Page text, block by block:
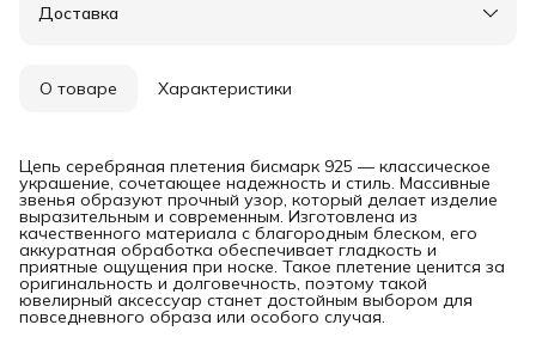
Доставка
О товаре Характеристики
Цепь серебряная плетения бисмарк 925 — классическое
украшение, сочетающее надежность и стиль. Массивные
звенья образуют прочный узор, который делает изделие
выразительным и современным. Изготовлена из
качественного материала с благородным блеском, его
аккуратная обработка обеспечивает гладкость и
приятные ощущения при носке. Такое плетение ценится за
оригинальность и долговечность, поэтому такой
ювелирный аксессуар станет достойным выбором для
повседневного образа или особого случая.